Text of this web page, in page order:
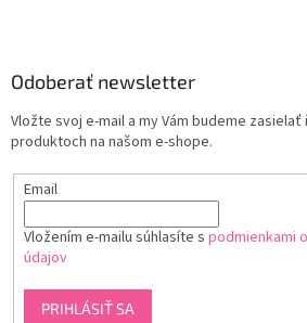
Odoberať newsletter
Vložte svoj e-mail a my Vám budeme
produktoch na našom e-shope.
Email
Vložením e-mailu súhlasíte s podmienkami
údajov
PRIHLÁSIŤ SA